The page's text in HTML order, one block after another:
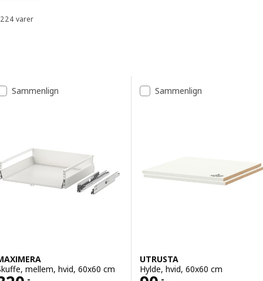
at se, nå og få glæde af – og få mest muligt ud af hver centimeter
Sorter og filtrer
224 varer
Resultatliste
Sammenlign
mellem, hvid, 60x60 cm
Sammenlign
UTRUSTA
Hylde, hvid, 60x60 cm